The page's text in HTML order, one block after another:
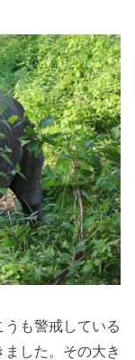
も警戒している
した。その大き